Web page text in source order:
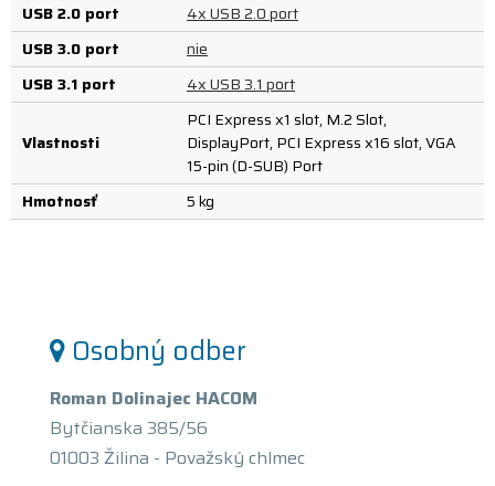
USB 2.0 port
4x USB 2.0 port
USB 3.0 port
nie
USB 3.1 port
4x USB 3.1 port
Vlastnosti
PCI Express x1 slot, M.2 Slot,
DisplayPort, PCI Express x16 slot, VGA
15-pin (D-SUB) Port
Hmotnosť
5 kg
Osobný odber
Roman Dolinajec HACOM
Bytčianska 385/56
01003 Žilina - Považský chlmec